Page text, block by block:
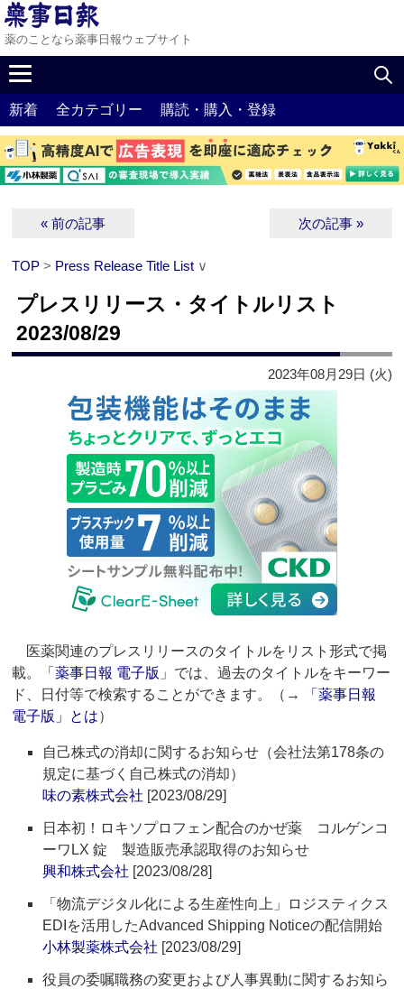
薬のことなら薬事日報ウェブサイト
新着 全カテゴリー 購読・購入・登録
« 前の記事 次の記事 »
TOP > Press Release Title List ∨
プレスリリース・タイトルリスト
2023/08/29
2023年08月29日 (火)
医薬関連のプレスリリースのタイトルをリスト形式で掲
載。「薬事日報 電子版 」では、過去のタイトルをキーワー
ド、日付等で検索することができます。（→
「薬事日報
電子版」とは）
自己株式の消却に関するお知らせ（会社法第178条の
規定に基づく自己株式の消却）
味の素株式会社 [2023/08/29]
日本初！ロキソプロフェン配合のかぜ薬 コルゲンコ
ーワLX 錠 製造販売承認取得のお知らせ
興和株式会社 [2023/08/28]
「物流デジタル化による生産性向上」ロジスティクス
EDIを活用したAdvanced Shipping Noticeの配信開始
小林製薬株式会社 [2023/08/29]
役員の委嘱職務の変更および人事異動に関するお知ら